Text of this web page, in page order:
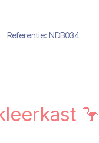
Referentie: NDB034
🦩